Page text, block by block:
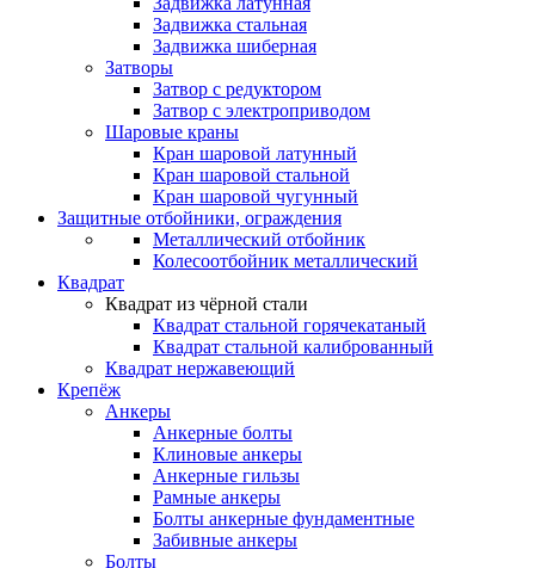
Задвижка стальная
Задвижка шиберная
Затворы
Затвор с редуктором
Затвор с электроприводом
Шаровые краны
Кран шаровой латунный
Кран шаровой стальной
Кран шаровой чугунный
Защитные отбойники, ограждения
Металлический отбойник
Колесоотбойник металлический
Квадрат
Квадрат из чёрной стали
Квадрат стальной горячекатаный
Квадрат стальной калиброванный
Квадрат нержавеющий
Крепёж
Анкеры
Анкерные болты
Клиновые анкеры
Анкерные гильзы
Рамные анкеры
Болты анкерные фундаментные
Забивные анкеры
Болты